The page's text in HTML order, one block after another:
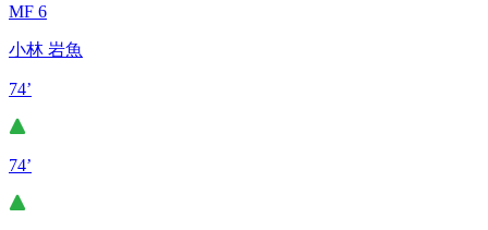
MF 6
小林 岩魚
74’
74’